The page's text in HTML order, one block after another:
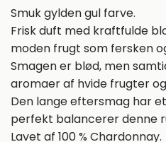
Smuk gylden gul farve.
Frisk duft med kraftfulde
moden frugt som fersken
Smagen er blød, men
aromaer af hvide frugter
Den lange eftersmag har
perfekt balancerer denne
Lavet af 100 % Chardonnay.